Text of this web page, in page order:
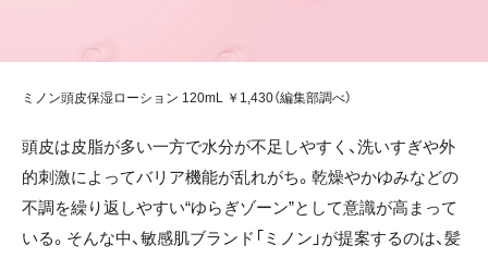
ミノン頭皮保湿ローション 120mL ￥1,430（編集部調べ）
頭皮は皮脂が多い一方で水分が不足しやすく、洗いすぎや外
的刺激によってバリア機能が乱れがち。乾燥やかゆみなどの
不調を繰り返しやすい“ゆらぎゾーン”として意識が高まって
いる。そんな中、敏感肌ブランド「ミノン」が提案するのは、髪